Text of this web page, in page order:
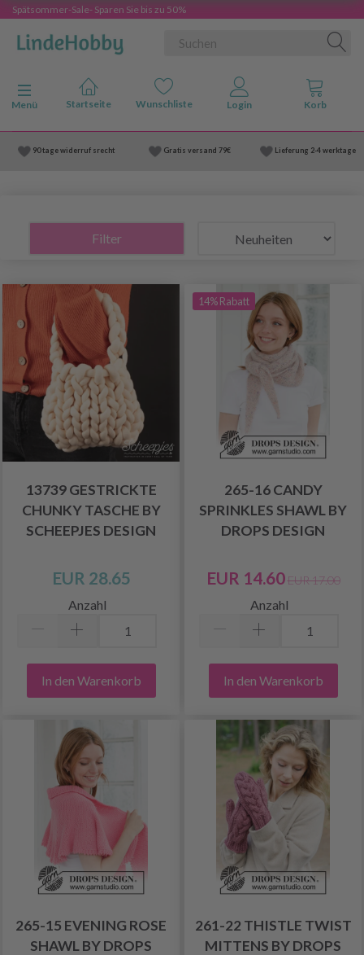
Spätsommer-Sale- Sparen Sie bis zu 50%
Anzeige ändern
Menü
90 tage widerruf srecht Gratis versand 79€ Lieferung 2-4 werktage
Filter
13739 GESTRICKTE
CHUNKY TASCHE BY
SCHEEPJES DESIGN
EUR 28.65
Anzahl
In den Warenkorb
14% Rabatt
265-16 CANDY
SPRINKLES SHAWL BY
DROPS DESIGN
EUR 14.60 EUR 17.00
Anzahl
In den Warenkorb
265-15 EVENING ROSE
SHAWL BY DROPS
261-22 THISTLE TWIST
MITTENS BY DROPS